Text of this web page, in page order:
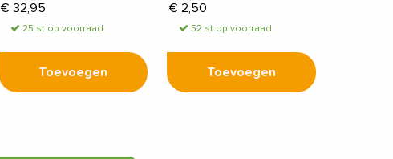
€ 32,95
25 st op voorraad
Toevoegen
€ 2,50
52 st op voorraad
Toevoegen